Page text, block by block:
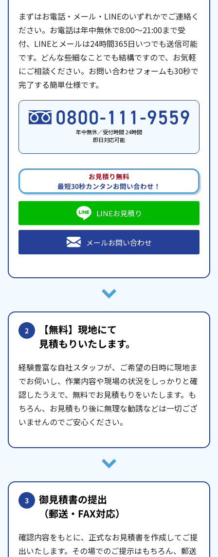
まずはお電話・メール・LINEのいずれかでご連絡く
ださい。お電話は年中無休で8:00〜21:00まで受
付、LINEとメールは24時間365日いつでも送信可能
です。どんな些細なことでも結構ですので、お気軽
にご相談ください。お問い合わせフォームも30秒で
完了する簡単仕様です。
年中無休／受付時間 24時間
即日対応可能
お見積り無料
最短30秒カンタンお問い合わせ！
LINEお見積り
メールお問い合わせ
2 【無料】現地にて
見積もりいたします。
経験豊富な自社スタッフが、ご希望の日時に現地ま
でお伺いし、作業内容や現場の状況をしっかりと確
認したうえで、無料でお見積もりをいたします。も
ちろん、お見積もり後に無理な勧誘などは一切ござ
いませんのでご安心ください。
3 御見積書の提出
（郵送・FAX対応）
確認内容をもとに、正式なお見積書を作成してご提
出いたします。その場でのご提示はもちろん、郵送